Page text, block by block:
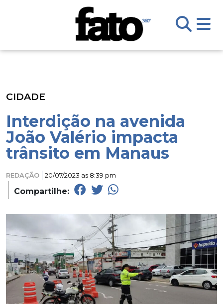
CIDADE
Interdição na avenida
João Valério impacta
trânsito em Manaus
REDAÇÃO 20/07/2023 as 8:39 pm
Compartilhe: